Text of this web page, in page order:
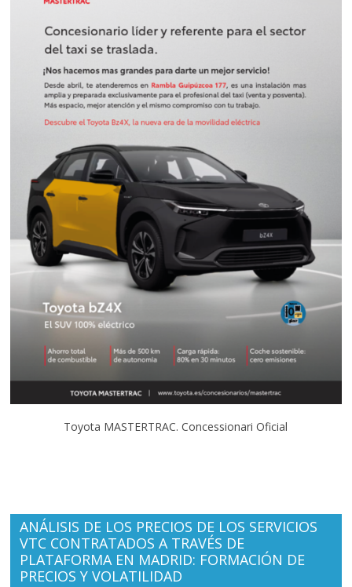
Toyota MASTERTRAC. Concessionari Oficial
ANÁLISIS DE LOS PRECIOS DE LOS SERVICIOS
VTC CONTRATADOS A TRAVÉS DE
PLATAFORMA EN MADRID: FORMACIÓN DE
PRECIOS Y VOLATILIDAD